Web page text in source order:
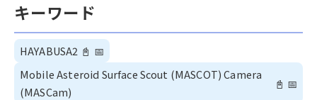
キーワード
HAYABUSA2 📓 📅
Mobile Asteroid Surface Scout (MASCOT) Camera
(MASCam)
📓 📅